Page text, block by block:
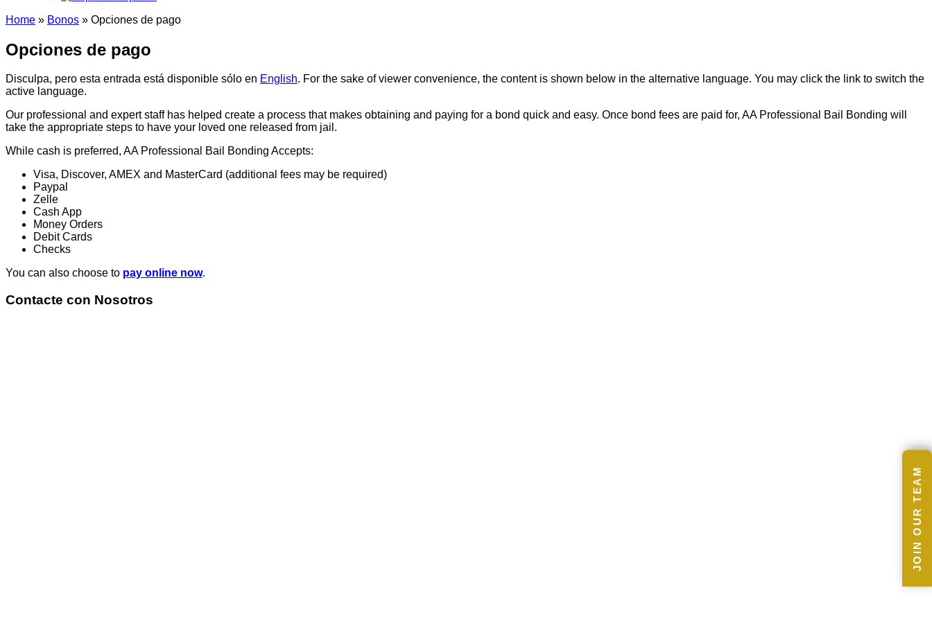
Home » Bonos » Opciones de pago
Opciones de pago
Disculpa, pero esta entrada está disponible sólo en English. For the sake of viewer convenience, the content is shown below in the alternative language. You may click the link to switch the
active language.
Our professional and expert staff has helped create a process that makes obtaining and paying for a bond quick and easy. Once bond fees are paid for, AA Professional Bail Bonding will
take the appropriate steps to have your loved one released from jail.
While cash is preferred, AA Professional Bail Bonding Accepts:
Visa, Discover, AMEX and MasterCard (additional fees may be required)
Paypal
Zelle
Cash App
Money Orders
Debit Cards
Checks
You can also choose to pay online now.
Contacte con Nosotros
JOIN OUR TEAM